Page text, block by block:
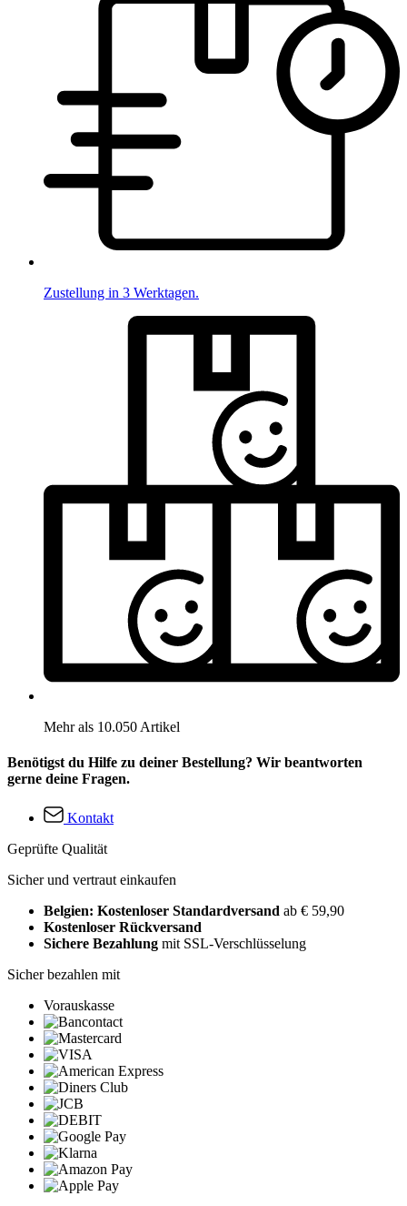
Zustellung in 3 Werktagen.
Mehr als 10.050 Artikel
Benötigst du Hilfe zu deiner Bestellung? Wir beantworten
gerne deine Fragen.
Kontakt
Geprüfte Qualität
Sicher und vertraut einkaufen
Belgien: Kostenloser Standardversand ab € 59,90
Kostenloser Rückversand
Sichere Bezahlung mit SSL-Verschlüsselung
Sicher bezahlen mit
Vorauskasse